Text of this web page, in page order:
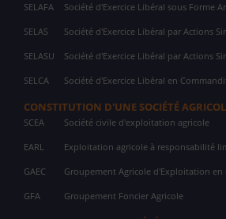
SELAFA Société d'Exercice Libéral sous Forme
SELAS Société d'Exercice Libéral par Actions
SELASU Société d'Exercice Libéral par Actions
SELCA Société d'Exercice Libéral en
CONSTITUTION D'UNE SOCIÉTÉ
SCEA Société civile d'exploitation agricole
EARL Exploitation agricole à responsabilité
GAEC Groupement Agricole d'Exploitation en
GFA Groupement Foncier Agricole